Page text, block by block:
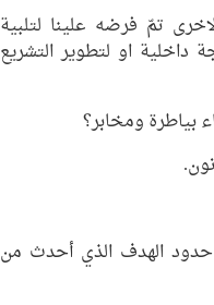
تمّ فرضه علينا لتلبية
او لتطوير التشريع
بياطرة ومخابر؟
الهدف الذي أحدث من